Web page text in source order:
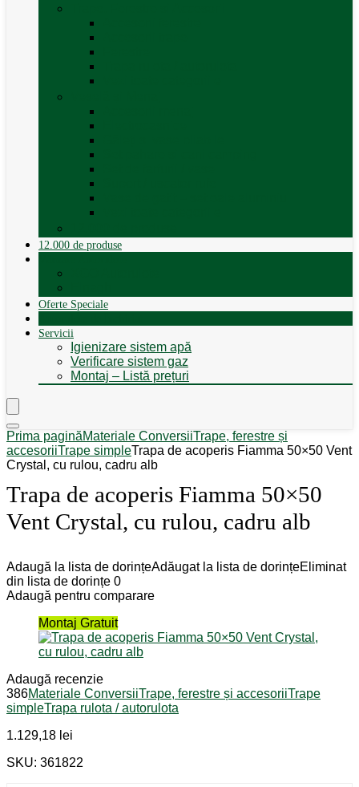
12.000 de produse
Oferte Speciale
Servicii
Igienizare sistem apă
Verificare sistem gaz
Montaj – Listă prețuri
Prima paginăMateriale ConversiiTrape, ferestre și
accesoriiTrape simpleTrapa de acoperis Fiamma 50×50 Vent
Crystal, cu rulou, cadru alb
Trapa de acoperis Fiamma 50×50
Vent Crystal, cu rulou, cadru alb
Adaugă la lista de dorințeAdăugat la lista de dorințeEliminat
din lista de dorințe 0
Adaugă pentru comparare
Montaj Gratuit
Adaugă recenzie
386Materiale ConversiiTrape, ferestre și accesoriiTrape
simpleTrapa rulota / autorulota
1.129,18 lei
SKU: 361822